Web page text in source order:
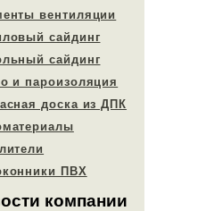
вентиляции
сайдинг
сайдинг
и пароизоляция
доска из ДПК
ПВХ
компании